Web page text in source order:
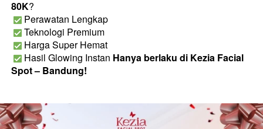
80K?
Perawatan Lengkap
Teknologi Premium
Harga Super Hemat
Hasil Glowing Instan Hanya berlaku di Kezia Facial
Spot – Bandung!